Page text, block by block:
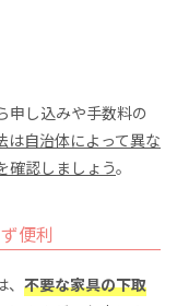
申し込みや手数料の
は自治体によって異な
確認しましょう。
便利
不要な家具の下取